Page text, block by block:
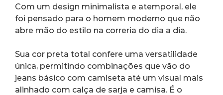
Com um design minimalista e atemporal, ele
foi pensado para o homem moderno que não
abre mão do estilo na correria do dia a dia.
Sua cor preta total confere uma versatilidade
única, permitindo combinações que vão do
jeans básico com camiseta até um visual mais
alinhado com calça de sarja e camisa. É o